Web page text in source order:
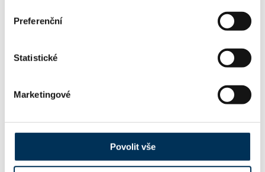
Preferenční
Statistické
Marketingové
Povolit vše
Rödl Legal, s.r.o.
FIRMA